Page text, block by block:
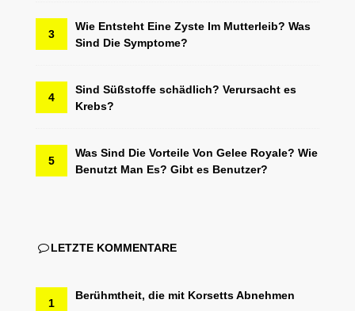
3
Wie Entsteht Eine Zyste Im Mutterleib? Was
Sind Die Symptome?
4
Sind Süßstoffe schädlich? Verursacht es
Krebs?
5
Was Sind Die Vorteile Von Gelee Royale? Wie
Benutzt Man Es? Gibt es Benutzer?
LETZTE KOMMENTARE
1
Berühmtheit, die mit Korsetts Abnehmen